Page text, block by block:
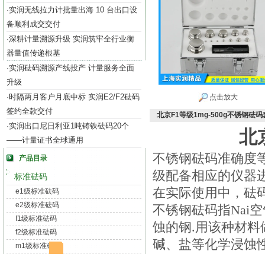
·实润无线拉力计批量出海 10 台出口设
备顺利成交交付
·深耕计量溯源升级 实润筑牢全行业衡
器量值传递根基
·实润砝码溯源产线投产 计量服务全面
升级
·时隔两月客户月底中标 实润E2/F2砝码
签约全款交付
·实润出口尼日利亚1吨铸铁砝码20个
——计量证书全球通用
产品目录
标准砝码
e1级标准砝码
e2级标准砝码
f1级标准砝码
f2级标准砝码
m1级标准砝码
点击放大
北京F1等级1mg-500g不锈钢砝码
北
不锈钢砝码准确度
级配备相应的仪器
在实际使用中，砝
不锈钢砝码指Nai
蚀的钢.用该种材
碱、盐等化学浸蚀